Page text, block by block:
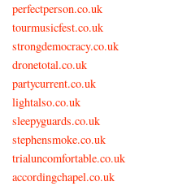
perfectperson.co.uk
tourmusicfest.co.uk
strongdemocracy.co.uk
dronetotal.co.uk
partycurrent.co.uk
lightalso.co.uk
sleepyguards.co.uk
stephensmoke.co.uk
trialuncomfortable.co.uk
accordingchapel.co.uk